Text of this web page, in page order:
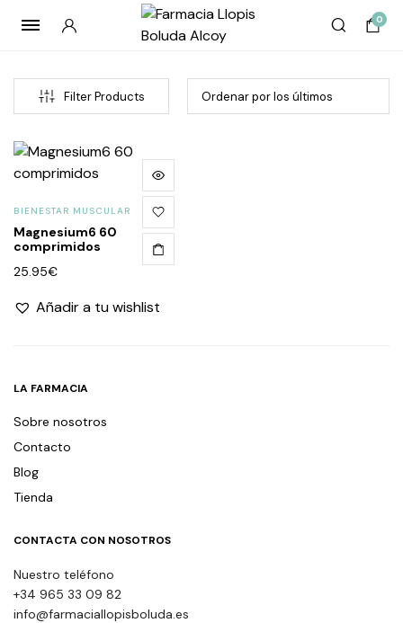
0
Filter Products
BIENESTAR MUSCULAR
Magnesium6 60
comprimidos
25.95€
Añadir a tu wishlist
LA FARMACIA
Sobre nosotros
Contacto
Blog
Tienda
CONTACTA CON NOSOTROS
Nuestro teléfono
+34 965 33 09 82
info@farmaciallopisboluda.es